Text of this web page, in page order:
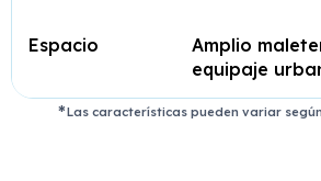
Espacio
Amplio
equipaje
Las características pueden variar